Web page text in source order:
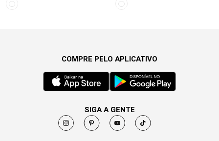
COMPRE PELO APLICATIVO
SIGA A GENTE